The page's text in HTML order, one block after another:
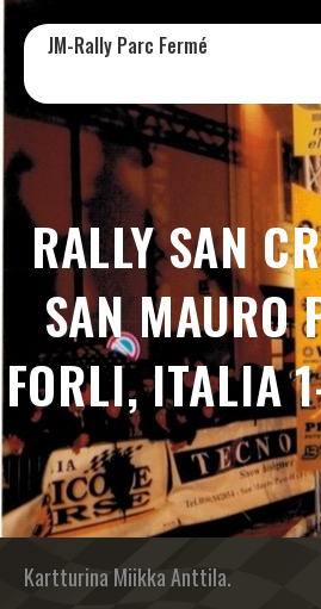
JM-Rally Parc Fermé
RALLY SAN
SAN MAURO
FORLI, ITALIA
Kartturina Miikka Anttila.